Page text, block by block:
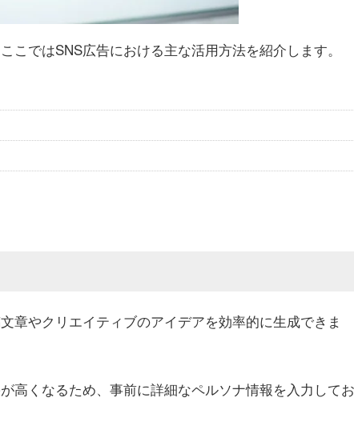
ではSNS広告における主な活用方法を紹介します。
章やクリエイティブのアイデアを効率的に生成できま
高くなるため、事前に詳細なペルソナ情報を入力してお